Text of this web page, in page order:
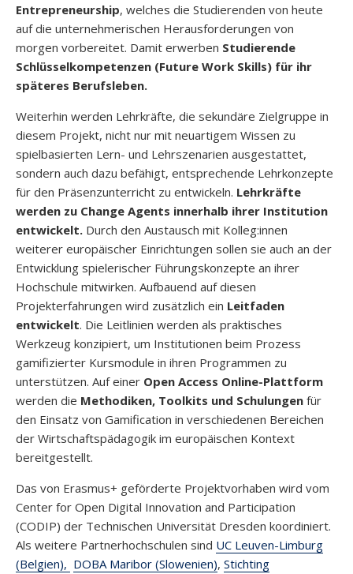
Entrepreneurship, welches die Studierenden von heute
auf die unternehmerischen Herausforderungen von
morgen vorbereitet. Damit erwerben Studierende
Schlüsselkompetenzen (Future Work Skills) für ihr
späteres Berufsleben.
Weiterhin werden Lehrkräfte, die sekundäre Zielgruppe in
diesem Projekt, nicht nur mit neuartigem Wissen zu
spielbasierten Lern- und Lehrszenarien ausgestattet,
sondern auch dazu befähigt, entsprechende Lehrkonzepte
für den Präsenzunterricht zu entwickeln. Lehrkräfte
werden zu Change Agents innerhalb ihrer Institution
entwickelt. Durch den Austausch mit Kolleg:innen
weiterer europäischer Einrichtungen sollen sie auch an der
Entwicklung spielerischer Führungskonzepte an ihrer
Hochschule mitwirken. Aufbauend auf diesen
Projekterfahrungen wird zusätzlich ein Leitfaden
entwickelt. Die Leitlinien werden als praktisches
Werkzeug konzipiert, um Institutionen beim Prozess
gamifizierter Kursmodule in ihren Programmen zu
unterstützen. Auf einer Open Access Online-Plattform
werden die Methodiken, Toolkits und Schulungen für
den Einsatz von Gamification in verschiedenen Bereichen
der Wirtschaftspädagogik im europäischen Kontext
bereitgestellt.
Das von Erasmus+ geförderte Projektvorhaben wird vom
Center for Open Digital Innovation and Participation
(CODIP) der Technischen Universität Dresden koordiniert.
Als weitere Partnerhochschulen sind UC Leuven-Limburg
(Belgien), DOBA Maribor (Slowenien), Stichting